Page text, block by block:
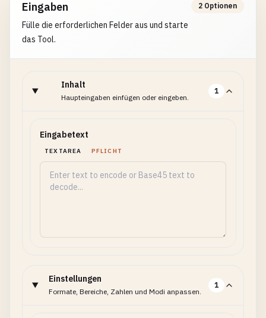
Eingaben
Fülle die erforderlichen Felder aus und starte
das Tool.
2 Optionen
Inhalt
Haupteingaben einfügen oder eingeben.
1
Eingabetext
TEXTAREA PFLICHT
Einstellungen
Formate, Bereiche, Zahlen und Modi anpassen.
1